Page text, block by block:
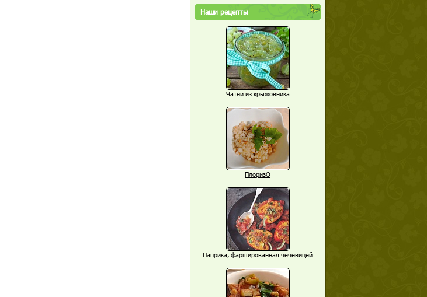
Наши рецепты
Чатни из крыжовника
ПлоризО
Паприка, фаршированная чечевицей